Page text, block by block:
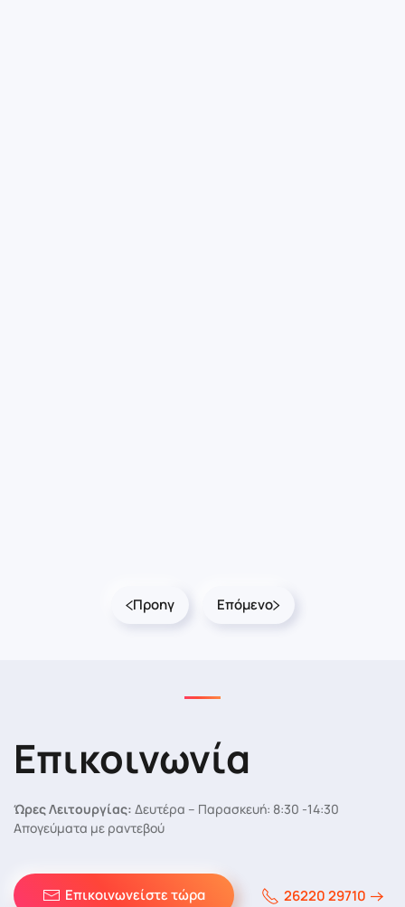
Προηγ Επόμενο
Επικοινωνία
Ώρες Λειτουργίας: Δευτέρα – Παρασκευή: 8:30 -14:30
Απογεύματα με ραντεβού
Επικοινωνείστε τώρα 26220 29710